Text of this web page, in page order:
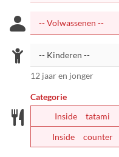
12 jaar en jonger
Categorie
Inside tatami
Inside counter